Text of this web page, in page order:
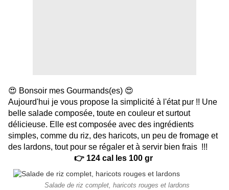
😍 Bonsoir mes Gourmands(es) 😍
Aujourd'hui je vous propose la simplicité à l'état pur !! Une
belle salade composée, toute en couleur et surtout
délicieuse. Elle est composée avec des ingrédients
simples, comme du riz, des haricots, un peu de fromage et
des lardons, tout pour se régaler et à servir bien frais !!!
👉 124 cal les 100 gr
Salade de riz complet, haricots rouges et lardons